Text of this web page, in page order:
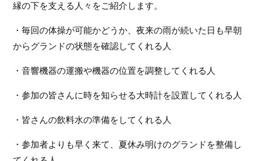
京
ン
縁の下を支える人々をご紹介します。
・毎回の体操が可能かどうか、夜来の雨が続いた日も早朝
からグランドの状態を確認してくれる人
・音響機器の運搬や機器の位置を調整してくれる人
・参加の皆さんに時を知らせる大時計を設置してくれる人
・皆さんの飲料水の準備をしてくれる人
・参加者よりも早く来て、夏休み明けのグランドを整備し